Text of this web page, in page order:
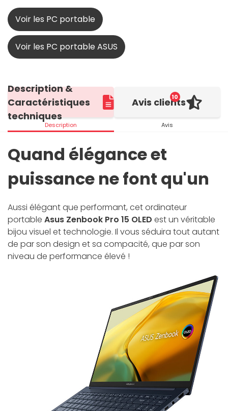
Voir les PC portable
Voir les PC portable ASUS
Description &
Caractéristiques
techniques
Description
10
Avis clients
Avis
Quand élégance et
puissance ne font qu'un
Aussi élégant que performant, cet ordinateur
portable Asus Zenbook Pro 15 OLED est un véritable
bijou visuel et technologie. Il vous séduira tout autant
de par son design et sa compacité, que par son
niveau de performance élevé !